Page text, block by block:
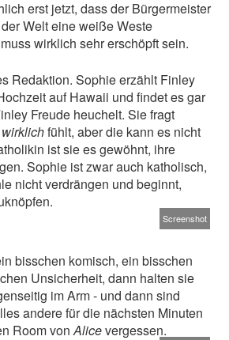
erst jetzt, dass der Bürgermeister
Welt eine weiße Weste
wirklich sehr erschöpft sein.
Redaktion. Sophie erzählt Finley
auf Hawaii und findet es gar
Freude heuchelt. Sie fragt
wirklichfühlt, aber die kann es nicht
ist sie es gewöhnt, ihre
Sophie ist zwar auch katholisch,
nicht verdrängen und beginnt,
Screenshot
bisschen komisch, ein bisschen
Unsicherheit, dann halten sie
im Arm - und dann sind
andere für die nächsten Minuten
Room vonAlicevergessen.